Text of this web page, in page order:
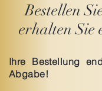
Bestellen
erhalten Sie
Ihre Bestellung
Abgabe!